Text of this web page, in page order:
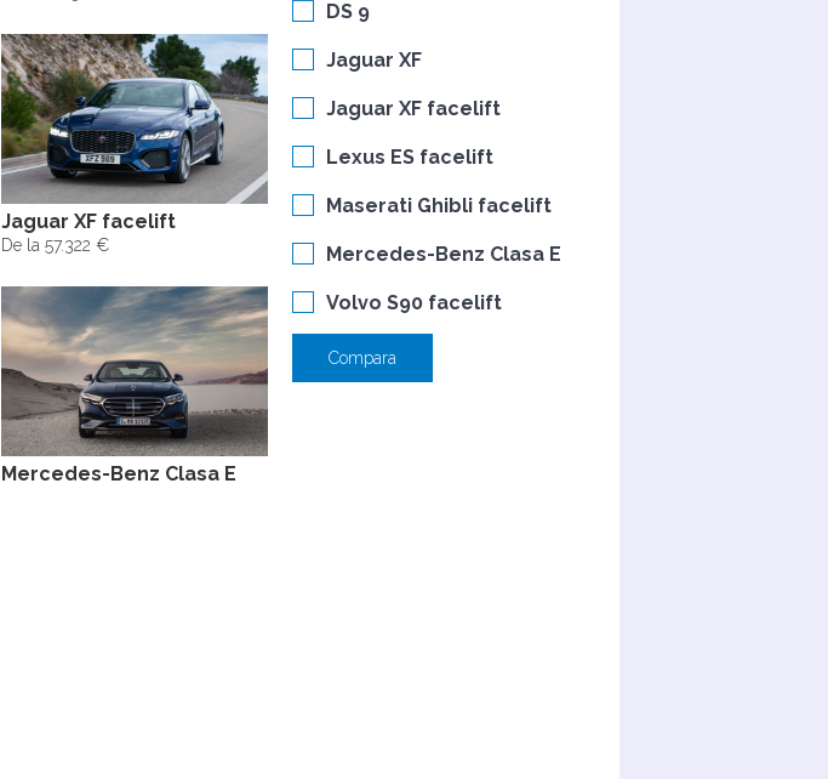
Jaguar XF facelift
De la 57.322 €
Mercedes-Benz Clasa E
DS 9
Jaguar XF
Jaguar XF facelift
Lexus ES facelift
Maserati Ghibli facelift
Mercedes-Benz Clasa E
Volvo S90 facelift
Compara